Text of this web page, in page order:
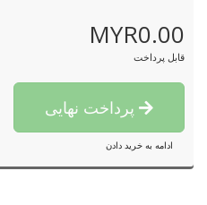
MYR0.00
قابل پرداخت
ادامه به خرید دادن